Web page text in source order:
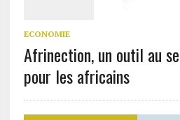
ECONOMIE
Afrinection, un outil au
pour les africains